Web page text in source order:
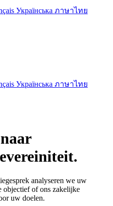
Українська ภาษาไทย
Українська ภาษาไทย
analyseren we uw
objectief of ons zakelijke
uw doelen.